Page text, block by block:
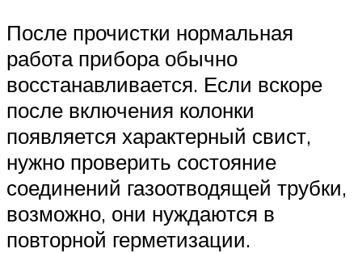
После прочистки нормальная
работа прибора обычно
восстанавливается. Если вскоре
после включения колонки
появляется характерный свист,
нужно проверить состояние
соединений газоотводящей трубки,
возможно, они нуждаются в
повторной герметизации.